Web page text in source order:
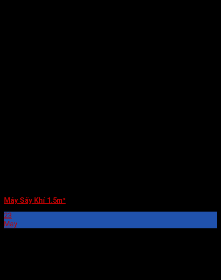
Máy Sấy Khí 1.5m³
23
May